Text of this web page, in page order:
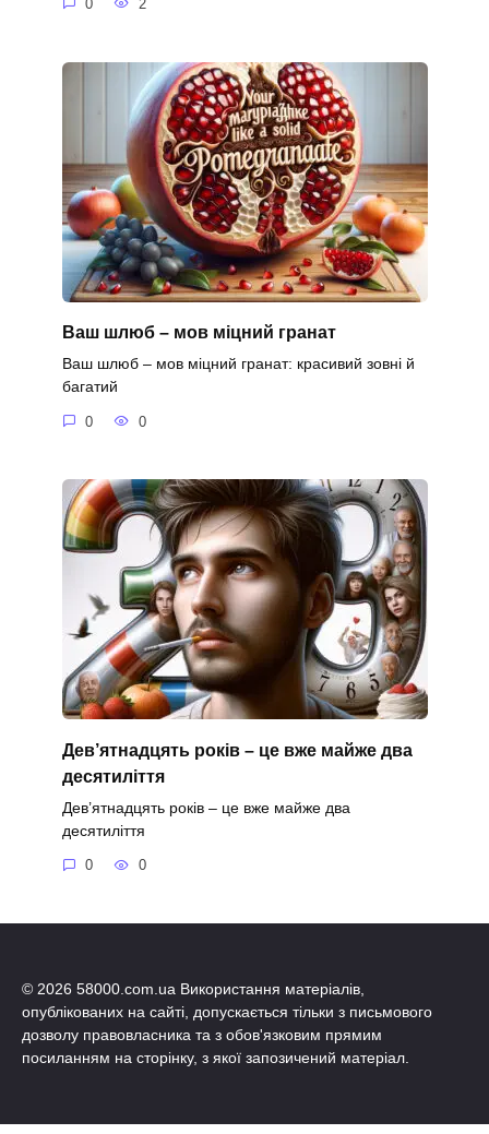
0 2
Ваш шлюб – мов міцний гранат
Ваш шлюб – мов міцний гранат: красивий зовні й
багатий
0 0
Дев’ятнадцять років – це вже майже два
десятиліття
Дев’ятнадцять років – це вже майже два
десятиліття
0 0
© 2026 58000.com.ua Використання матеріалів,
опублікованих на сайті, допускається тільки з письмового
дозволу правовласника та з обов'язковим прямим
посиланням на сторінку, з якої запозичений матеріал.